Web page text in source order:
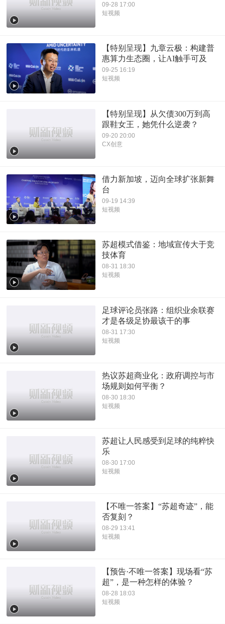
09-28 17:00
短视频
【特别呈现】九章云极：构建普
惠算力生态圈，让AI触手可及
09-25 16:19
短视频
【特别呈现】从欠债300万到高
跟鞋女王，她凭什么逆袭？
09-20 20:00
CX创意
借力新加坡，迈向全球扩张新舞
台
09-19 14:39
短视频
苏超模式借鉴：地域宣传大于竞
技体育
08-31 18:30
短视频
足球评论员张路：组织业余联赛
才是各级足协最该干的事
08-31 17:30
短视频
热议苏超商业化：政府调控与市
场规则如何平衡？
08-30 18:30
短视频
苏超让人民感受到足球的纯粹快
乐
08-30 17:00
短视频
【不唯一答案】“苏超奇迹”，能
否复刻？
08-29 13:41
短视频
【预告·不唯一答案】现场看“苏
超”，是一种怎样的体验？
08-28 18:03
短视频